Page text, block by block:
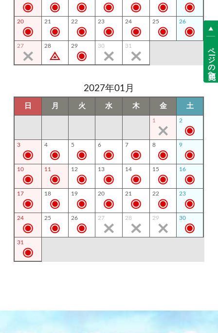
20 21 22 23 24 25 26
27 28 29 30 31
2027年01月
日 月 火 水 木 金 土
1 2
3 4 5 6 7 8 9
10 11 12 13 14 15 16
17 18 19 20 21 22 23
24 25 26 27 28 29 30
31
ページの先頭へ